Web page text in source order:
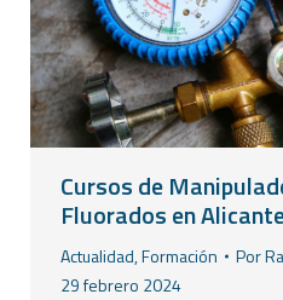
Cursos de
Fluorados en
Actualidad,Formación Por
29 febrero 2024